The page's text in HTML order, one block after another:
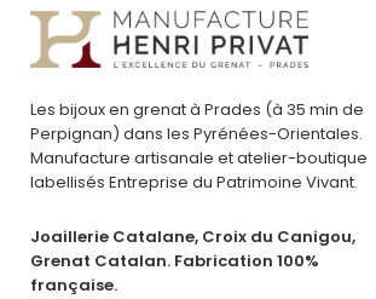
Les bijoux en grenat à Prades (à 35 min de
Perpignan) dans les Pyrénées-Orientales.
Manufacture artisanale et atelier-boutique
labellisés Entreprise du Patrimoine Vivant.
Joaillerie Catalane, Croix du Canigou,
Grenat Catalan. Fabrication 100%
française.